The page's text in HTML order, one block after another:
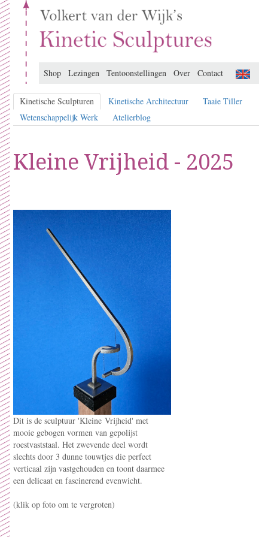
Shop Lezingen Tentoonstellingen Over Contact
Kinetische Sculpturen Kinetische Architectuur
Taaie Tiller
Wetenschappelijk Werk
Atelierblog
Kleine Vrijheid - 2025
Dit is de sculptuur 'Kleine Vrijheid' met
mooie gebogen vormen van gepolijst
roestvaststaal. Het zwevende deel wordt
slechts door 3 dunne touwtjes die perfect
verticaal zijn vastgehouden en toont daarmee
een delicaat en fascinerend evenwicht.
(klik op foto om te vergroten)